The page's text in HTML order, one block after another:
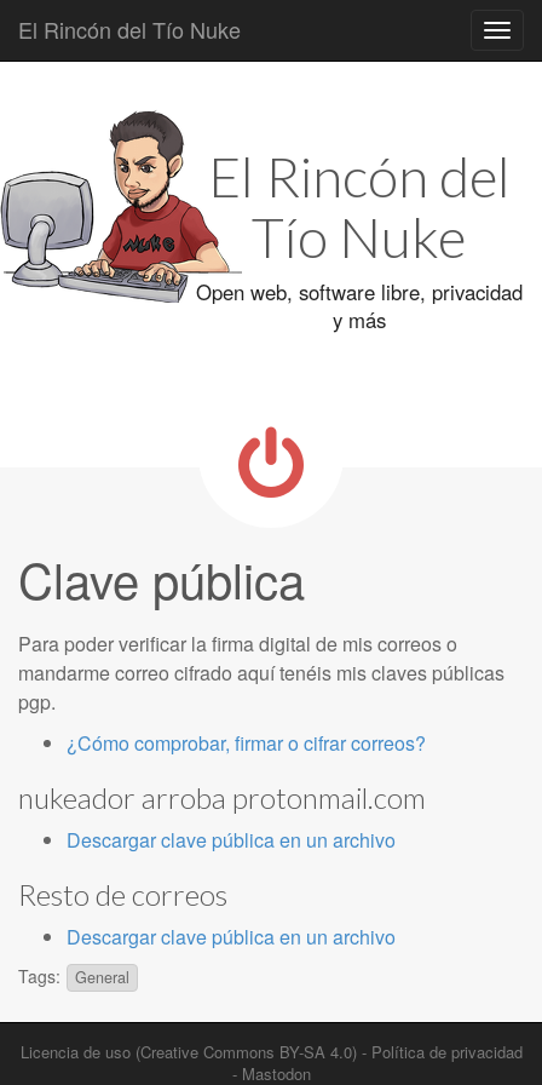
El Rincón del Tío Nuke
El Rincón del
Tío Nuke
Open web, software libre, privacidad
y más
Clave pública
Para poder verificar la firma digital de mis correos o
mandarme correo cifrado aquí tenéis mis claves públicas
pgp.
¿Cómo comprobar, firmar o cifrar correos?
nukeador arroba protonmail.com
Descargar clave pública en un archivo
Resto de correos
Descargar clave pública en un archivo
Tags: General
Licencia de uso (Creative Commons BY-SA 4.0)- Política de privacidad
- Mastodon